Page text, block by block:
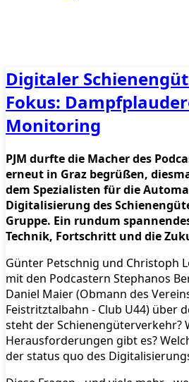
Digitaler
Fokus:
Monitoring
PJM durfte die Macher des
erneut in Graz begrüßen,
dem Spezialisten für die
Digitalisierung des
Gruppe. Ein rundum
Technik, Fortschritt und die
Günter Petschnig und Christoph
mit den Podcastern Stephanos
Daniel Maier (Obmann des
Feistritztalbahn - Club U44) über
steht der Schienengüterverkehr?
Herausforderungen gibt es?
der status quo des